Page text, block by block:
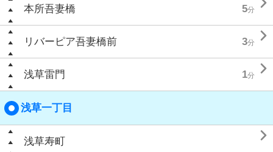
本所吾妻橋 5分
リバーピア吾妻橋前 3分 
浅草雷門 1分 
浅草一丁目
浅草寿町 